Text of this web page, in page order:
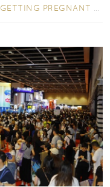
GETTING PREGNANT